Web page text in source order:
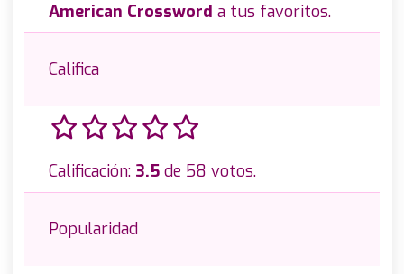
American Crossword a tus favoritos.
Califica
Calificación: 3.5 de 58 votos.
Popularidad